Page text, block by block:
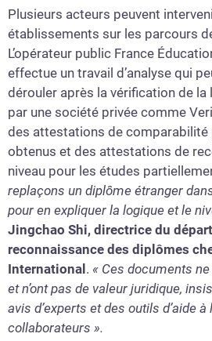
Plusieurs acteurs peuvent
établissements sur les parcours
L’opérateur public France
effectue un travail d’analyse qui
dérouler après la vérification de la
par une société privée comme
des attestations de comparabilité
obtenus et des attestations de
niveau pour les études
replaçons un diplôme étranger
pour en expliquer la logique et le
Jingchao Shi, directrice du
reconnaissance des diplômes
International. « Ces documents
et n’ont pas de valeur juridique,
avis d’experts et des outils d’aide
collaborateurs ».